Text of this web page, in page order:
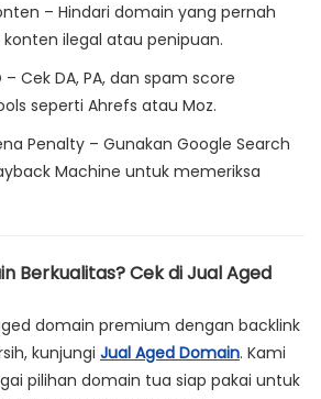
– Hindari domain yang pernah
ilegal atau penipuan.
– Cek DA, PA, dan spam score
seperti Ahrefs atau Moz.
Penalty – Gunakan Google Search
Machine untuk memeriksa
Berkualitas? Cek di Jual Aged
domain premium dengan backlink
kunjungi Jual Aged Domain. Kami
pilihan domain tua siap pakai untuk